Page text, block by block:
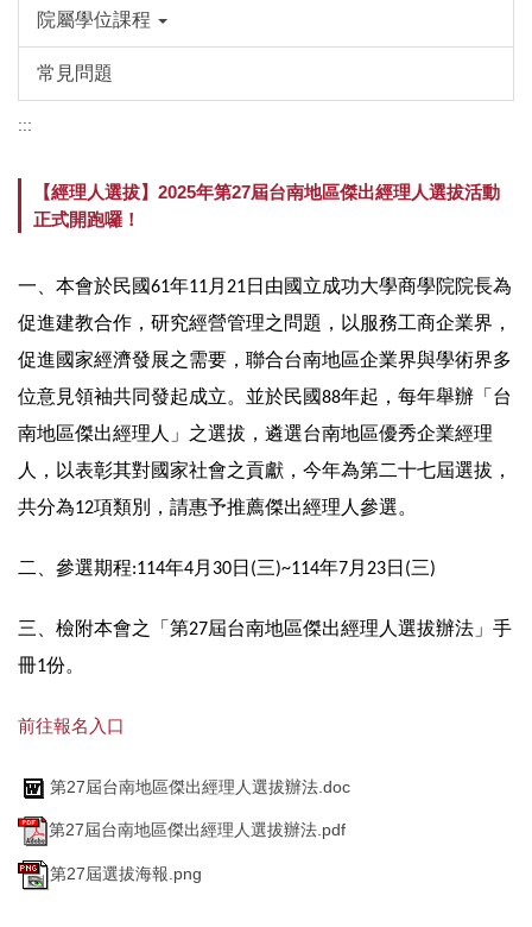
院屬學位課程
常見問題
:::
【經理人選拔】2025年第27屆台南地區傑出經理人選拔活動
正式開跑囉！
一、本會於民國61年11月21日由國立成功大學商學院院長為
促進建教合作，研究經營管理之問題，以服務工商企業界，
促進國家經濟發展之需要，聯合台南地區企業界與學術界多
位意見領袖共同發起成立。並於民國88年起，每年舉辦「台
南地區傑出經理人」之選拔，遴選台南地區優秀企業經理
人，以表彰其對國家社會之貢獻，今年為第二十七屆選拔，
共分為12項類別，請惠予推薦傑出經理人參選。
二、參選期程:114年4月30日(三)~114年7月23日(三)
三、檢附本會之「第27屆台南地區傑出經理人選拔辦法」手
冊1份。
前往報名入口
第27屆台南地區傑出經理人選拔辦法.doc
第27屆台南地區傑出經理人選拔辦法.pdf
第27屆選拔海報.png